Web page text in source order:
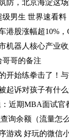
级男生 世界速看料
港股涨幅超10%
哥哥的备注
近期MBA面试官
询余额（流量怎么